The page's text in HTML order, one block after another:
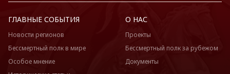
ГЛАВНЫЕ СОБЫТИЯ
Новости регионов
Бессмертный полк в мире
Особое мнение
О НАС
Проекты
Бессмертный полк за рубежом
Документы